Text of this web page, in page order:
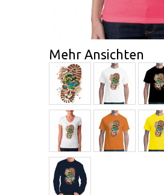
Mehr Ansichten